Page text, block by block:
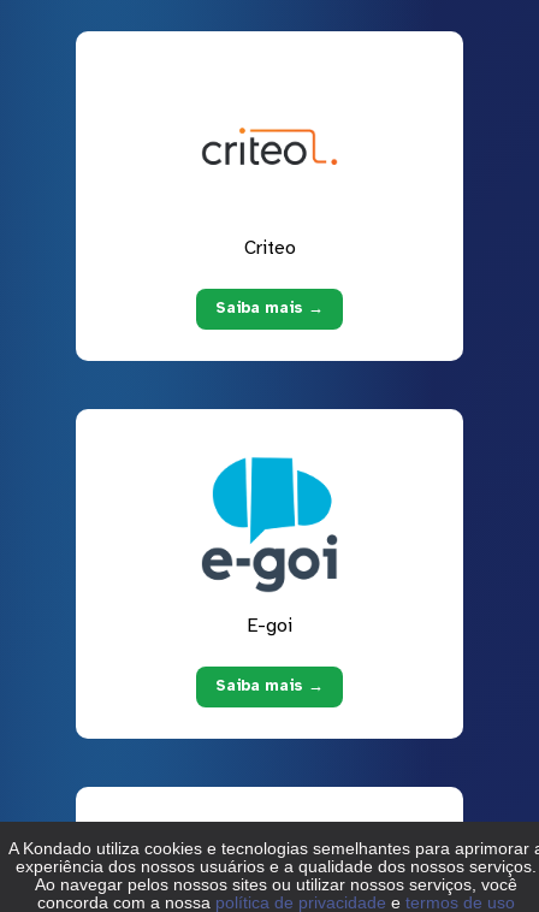
Criteo
Saiba mais →
E-goi
Saiba mais →